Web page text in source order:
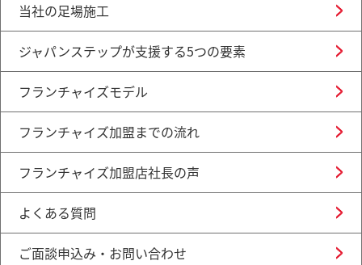
当社の足場施工
ジャパンステップが支援する5つの要素
フランチャイズモデル
フランチャイズ加盟までの流れ
フランチャイズ加盟店社長の声
よくある質問
ご面談申込み・お問い合わせ